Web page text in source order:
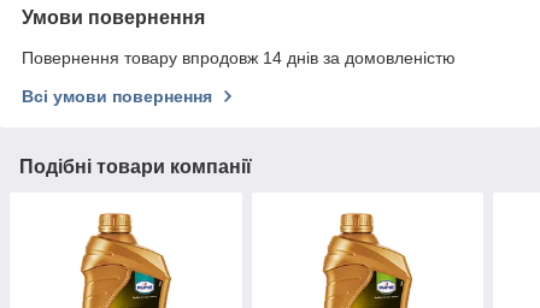
Умови повернення
Повернення товару впродовж 14 днів за домовленістю
Всі умови повернення
Подібні товари компанії